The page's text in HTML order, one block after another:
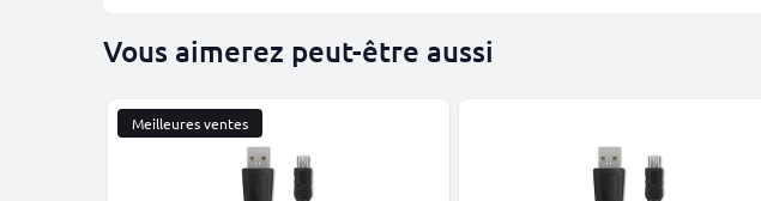
Vous aimerez peut-être aussi
Meilleures ventes